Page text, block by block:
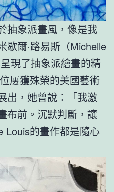
抽象派畫風，像是我
歇爾·路易斯（Michelle
現了抽象派繪畫的精
屢獲殊榮的美國藝術
出，她曾說：「我激
布前。沉默判斷，讓
Louis的畫作都是隨心